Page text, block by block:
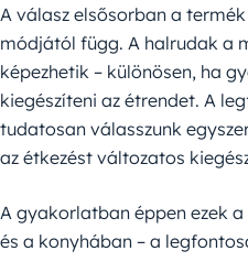
A válasz elsősorban a
módjától függ. A halrudak a
képezhetik – különösen, ha
kiegészíteni az étrendet. A
tudatosan válasszunk
az étkezést változatos
A gyakorlatban éppen ezek
és a konyhában – a